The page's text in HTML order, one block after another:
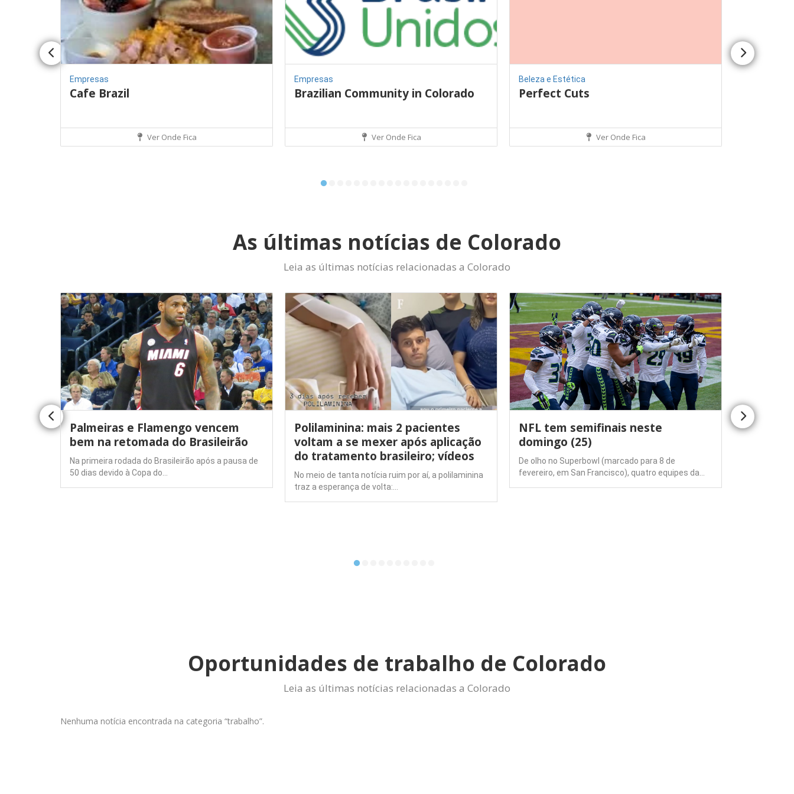
Empresas
Cafe Brazil
Ver Onde Fica
Empresas
Brazilian Community in Colorado
Ver Onde Fica
Beleza e Estética
Perfect Cuts
Ver Onde Fica
As últimas notícias de Colorado
Leia as últimas notícias relacionadas a Colorado
Palmeiras e Flamengo vencem
bem na retomada do Brasileirão
Na primeira rodada do Brasileirão após a pausa de
50 dias devido à Copa do…
Polilaminina: mais 2 pacientes
voltam a se mexer após aplicação
do tratamento brasileiro; vídeos
No meio de tanta notícia ruim por aí, a polilaminina
traz a esperança de volta:…
NFL tem semifinais neste
domingo (25)
De olho no Superbowl (marcado para 8 de
fevereiro, em San Francisco), quatro equipes da…
Oportunidades de trabalho de Colorado
Leia as últimas notícias relacionadas a Colorado
Nenhuma notícia encontrada na categoria “trabalho”.